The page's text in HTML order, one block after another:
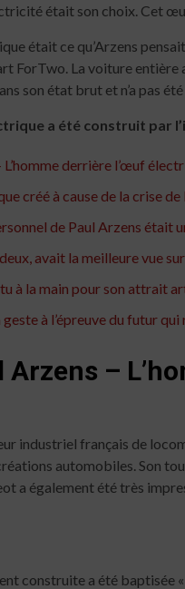
était son choix. Cet
était ce qu’Arzens
ForTwo. La voiture
son état brut et n’a pas
a été construit par
derrière l’œuf
créé à cause de la crise de
de Paul Arzens était
avait la meilleure vue
à la main pour son attrait
à l’épreuve du futur
Arzens –
industriel français de
automobiles. Son
a également été très
construite a été baptisée